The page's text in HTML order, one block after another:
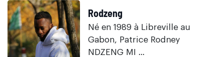
Rodzeng
Né en 1989 à Libreville au
Gabon, Patrice Rodney
NDZENG MI ...